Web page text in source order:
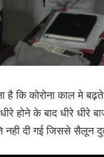
है कि कोरोना काल मे
होने के बाद धीरे
दी गई जिससे सैलून